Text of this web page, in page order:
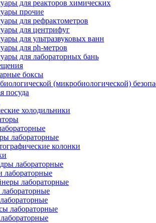
для реакторов химических
прочие
для рефрактометров
для центрифуг
для ультразвуковых ванн
для ph-метров
для лабораторных бань
боксы
(микробиологической)
посуда
холодильники
лабораторные
колонки
лабораторные
лабораторные
лабораторные
лабораторные